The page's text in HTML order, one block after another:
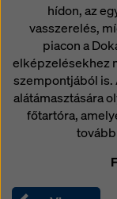
hídon, az
vasszerelés,
piacon a
elképzelésekhez
szempontjából is.
alátámasztására
főtartóra,
További
Önnek a
beállítások).